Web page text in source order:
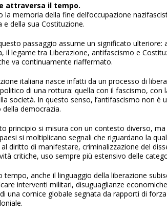
attraversa il tempo.
la memoria della fine dell’occupazione
e della sua Costituzione.
passaggio assume un significato ulteriore:
il legame tra Liberazione, antifascismo e
va continuamente riaffermato.
italiana nasce infatti da un processo di
di una rottura: quella con il fascismo, con
società. In questo senso, l’antifascismo non è
democrazia.
principio si misura con un contesto diverso,
si moltiplicano segnali che riguardano la
diritto di manifestare, criminalizzazione del
critiche, uso sempre più estensivo delle
tempo, anche il linguaggio della liberazione
interventi militari, disuguaglianze
di una cornice globale segnata da rapporti di